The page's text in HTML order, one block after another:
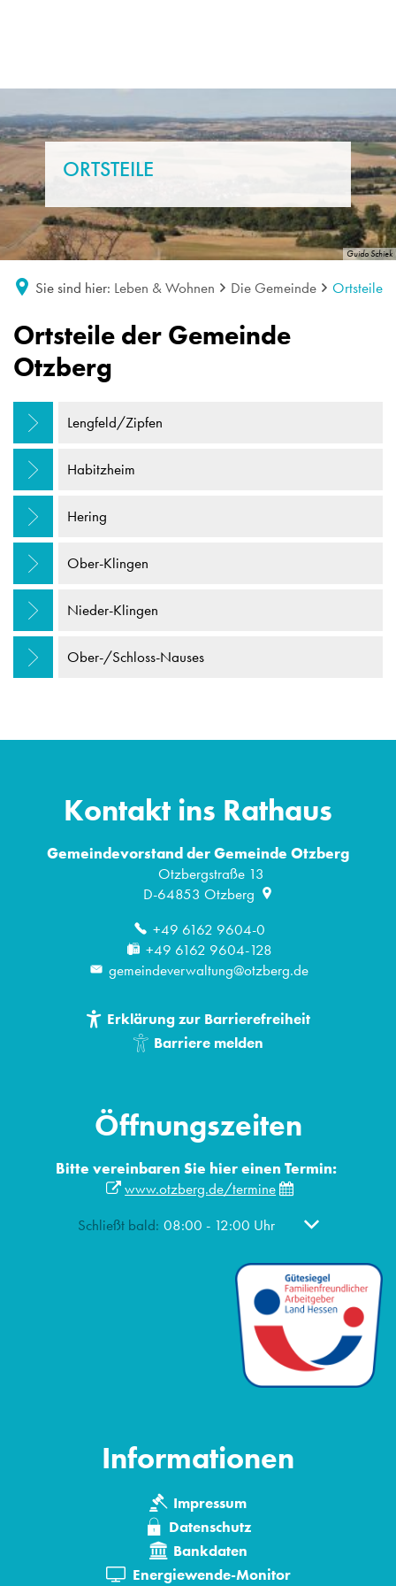
Guido Schiek
ORTSTEILE
Sie sind hier: Leben & Wohnen Die Gemeinde Ortsteile
Ortsteile
Ortsteile der Gemeinde
Otzberg
Lengfeld/Zipfen
Habitzheim
Hering
Ober-Klingen
Nieder-Klingen
Ober-/Schloss-Nauses
Kontakt ins Rathaus
Gemeindevorstand der Gemeinde Otzberg
Otzbergstraße 13
D-64853 Otzberg
+49 6162 9604-0
+49 6162 9604-128
gemeindeverwaltung@otzberg.de
Erklärung zur Barrierefreiheit
Barriere melden
Öffnungszeiten
Bitte vereinbaren Sie hier einen Termin:
www.otzberg.de/termine
Klicken, um weitere Öffnungs- oder Schließzeiten
Schließt bald: 08:00 - 12:00 Uhr Von 08:00 bis
Informationen
Impressum
Datenschutz
Bankdaten
Energiewende-Monitor